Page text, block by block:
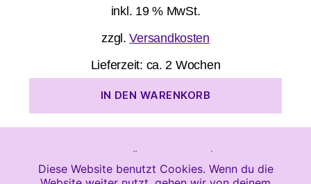
inkl. 19 % MwSt.
zzgl.Versandkosten
Lieferzeit: ca. 2 Wochen
IN DEN WARENKORB
Heile Jetzt!
Newsletter
Diese Website benutzt Cookies. Wenn du die